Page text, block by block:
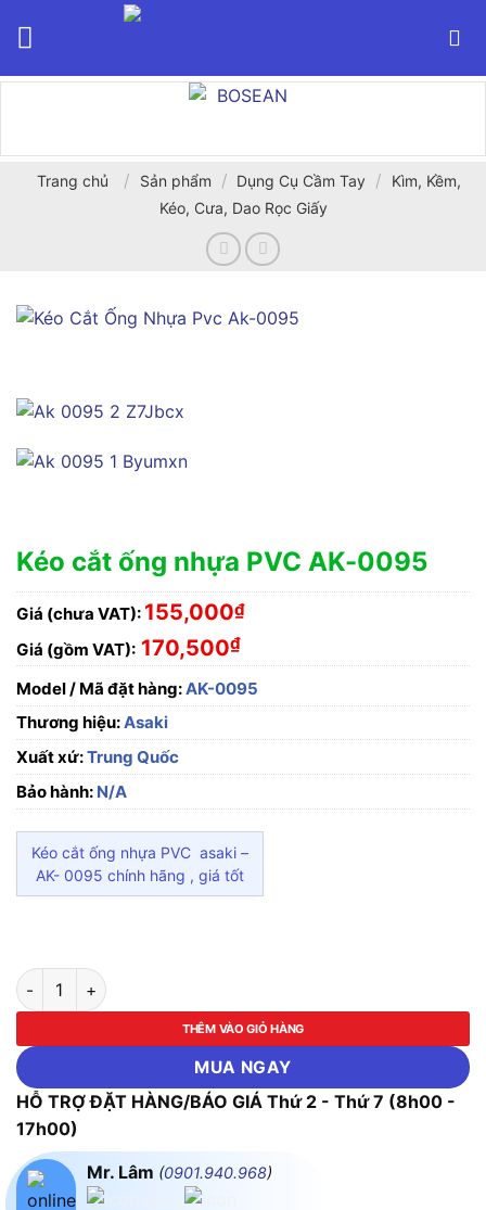
Trang chủ / Sản phẩm / Dụng Cụ Cầm Tay /
Kìm, Kềm,
Kéo, Cưa, Dao Rọc Giấy
Kéo cắt ống nhựa PVC AK-0095
Giá (chưa VAT): 155,000₫
Giá (gồm VAT): 170,500₫
Model / Mã đặt hàng:AK-0095
Thương hiệu:Asaki
Xuất xứ:Trung Quốc
Bảo hành: N/A
Kéo cắt ống nhựa PVC asaki –
AK- 0095 chính hãng , giá tốt
Kéo cắt ống nhựa PVC AK-0095 số lượng
THÊM VÀO GIỎ HÀNG
MUA NGAY
HỖ TRỢ ĐẶT HÀNG/BÁO GIÁ Thứ 2 - Thứ 7 (8h00 -
17h00)
Mr. Lâm (0901.940.968)